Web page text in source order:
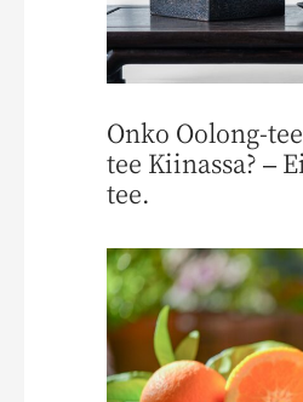
Onko Oolong-
tee Kiinassa? –
tee.